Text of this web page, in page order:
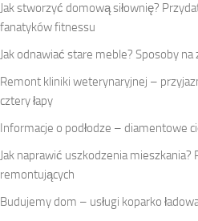
Jak stworzyć domową siłownię?
fanatyków fitnessu
Jak odnawiać stare meble? Sposoby
Remont kliniki weterynaryjnej –
cztery łapy
Informacje o podłodze – diamentowe
Jak naprawić uszkodzenia mieszkania?
remontujących
Budujemy dom – usługi koparko